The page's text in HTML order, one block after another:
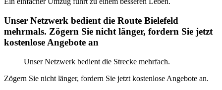
Unser Netzwerk bedient die Route Bielefeld
mehrmals. Zögern Sie nicht länger, fordern Sie jetzt
kostenlose Angebote an
Unser Netzwerk bedient die Strecke mehrfach.
Zögern Sie nicht länger, fordern Sie jetzt kostenlose Angebote an.